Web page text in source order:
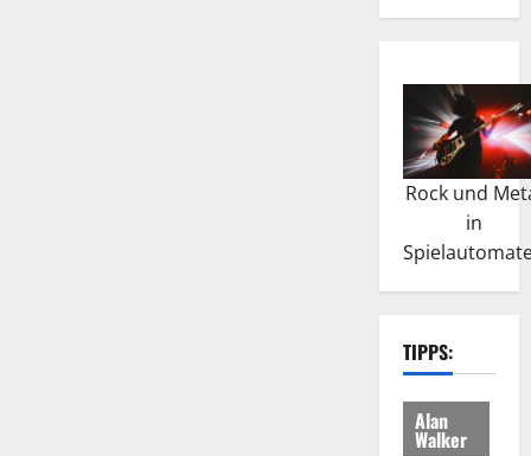
Rock und
in
TIPPS:
Alan
Walker